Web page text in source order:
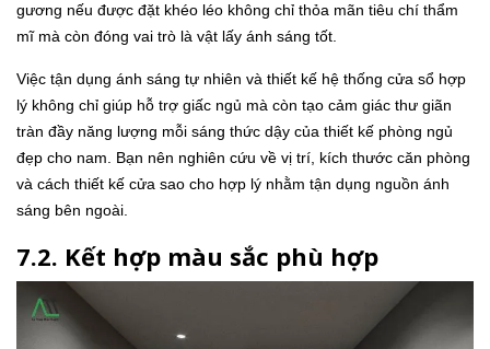
gương nếu được đặt khéo léo không chỉ thỏa mãn tiêu chí thẩm
mĩ mà còn đóng vai trò là vật lấy ánh sáng tốt.
Việc tận dụng ánh sáng tự nhiên và thiết kế hệ thống cửa sổ hợp
lý không chỉ giúp hỗ trợ giấc ngủ mà còn tạo cảm giác thư giãn
tràn đầy năng lượng mỗi sáng thức dậy của thiết kế phòng ngủ
đẹp cho nam. Bạn nên nghiên cứu về vị trí, kích thước căn phòng
và cách thiết kế cửa sao cho hợp lý nhằm tận dụng nguồn ánh
sáng bên ngoài.
7.2. Kết hợp màu sắc phù hợp